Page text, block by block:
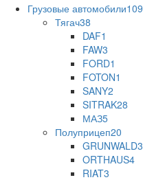
Грузовые автомобили109
Тягач38
DAF1
FAW3
FORD1
FOTON1
SANY2
SITRAK28
МАЗ5
Полуприцеп20
GRUNWALD3
ORTHAUS4
RIAT3